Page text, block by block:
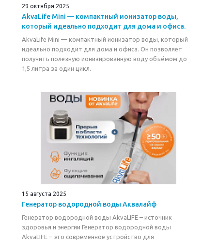
29 октября 2025
AkvaLife Mini — компактный ионизатор воды,
который идеально подходит для дома и офиса.
AkvaLife Mini — компактный ионизатор воды, который
идеально подходит для дома и офиса. Он позволяет
получить полезную ионизированную воду объёмом до
1,5 литра за один цикл.
15 августа 2025
Генератор водородной воды Аквалайф
Генератор водородной воды AkvaLIFE – источник
здоровья и энергии Генератор водородной воды
AkvaLIFE – это современное устройство для